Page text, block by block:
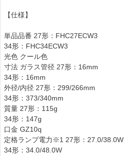
【仕様】
単品品番 27形：FHC27ECW3
34形：FHC34ECW3
光色 クール色
寸法 ガラス管径 27形：16mm
34形：16mm
外径/内径 27形：299/266mm
34形：373/340mm
質量 27形：115g
34形：147g
口金 GZ10q
定格ランプ電力※1 27形：27.0/38.0W
34形：34.0/48.0W